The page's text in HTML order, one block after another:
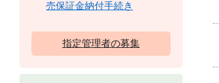
売保証金納付手続き
指定管理者の募集